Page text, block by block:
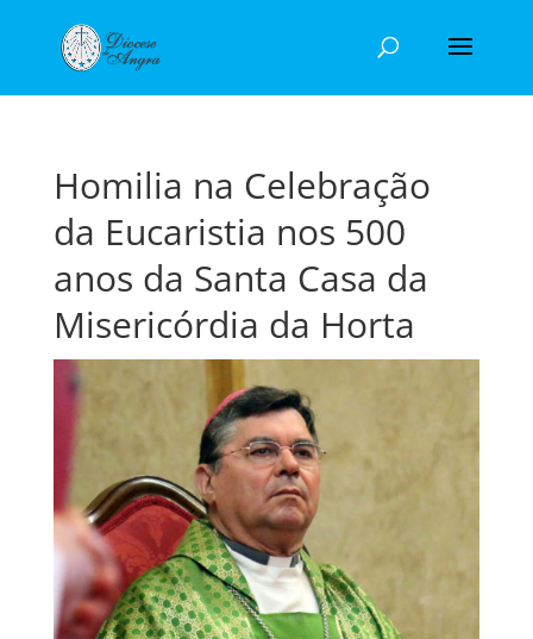
Homilia na Celebração
da Eucaristia nos 500
anos da Santa Casa da
Misericórdia da Horta